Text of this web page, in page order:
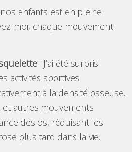
enfants est en pleine
moi, chaque mouvement
: J’ai été surpris
activités sportives
à la densité osseuse.
et autres mouvements
des os, réduisant les
plus tard dans la vie.